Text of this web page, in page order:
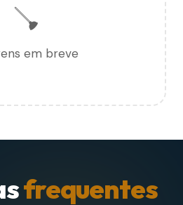
🪠
em breve
frequentes